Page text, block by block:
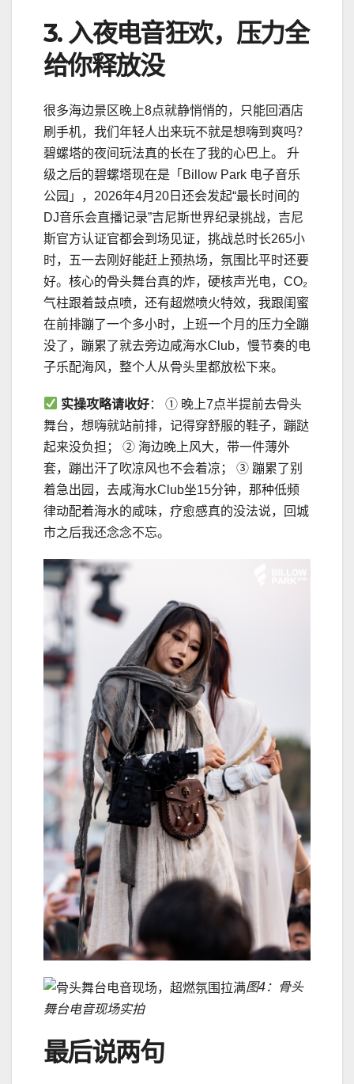
3. 入夜电音狂欢，压力全
给你释放没
很多海边景区晚上8点就静悄悄的，只能回酒店
刷手机，我们年轻人出来玩不就是想嗨到爽吗？
碧螺塔的夜间玩法真的长在了我的心巴上。 升
级之后的碧螺塔现在是「Billow Park 电子音乐
公园」，2026年4月20日还会发起“最长时间的
DJ音乐会直播记录”吉尼斯世界纪录挑战，吉尼
斯官方认证官都会到场见证，挑战总时长265小
时，五一去刚好能赶上预热场，氛围比平时还要
好。核心的骨头舞台真的炸，硬核声光电，CO₂
气柱跟着鼓点喷，还有超燃喷火特效，我跟闺蜜
在前排蹦了一个多小时，上班一个月的压力全蹦
没了，蹦累了就去旁边咸海水Club，慢节奏的电
子乐配海风，整个人从骨头里都放松下来。
实操攻略请收好： ① 晚上7点半提前去骨头
舞台，想嗨就站前排，记得穿舒服的鞋子，蹦跶
起来没负担； ② 海边晚上风大，带一件薄外
套，蹦出汗了吹凉风也不会着凉； ③ 蹦累了别
着急出园，去咸海水Club坐15分钟，那种低频
律动配着海水的咸味，疗愈感真的没法说，回城
市之后我还念念不忘。
图4：骨头
舞台电音现场实拍
最后说两句